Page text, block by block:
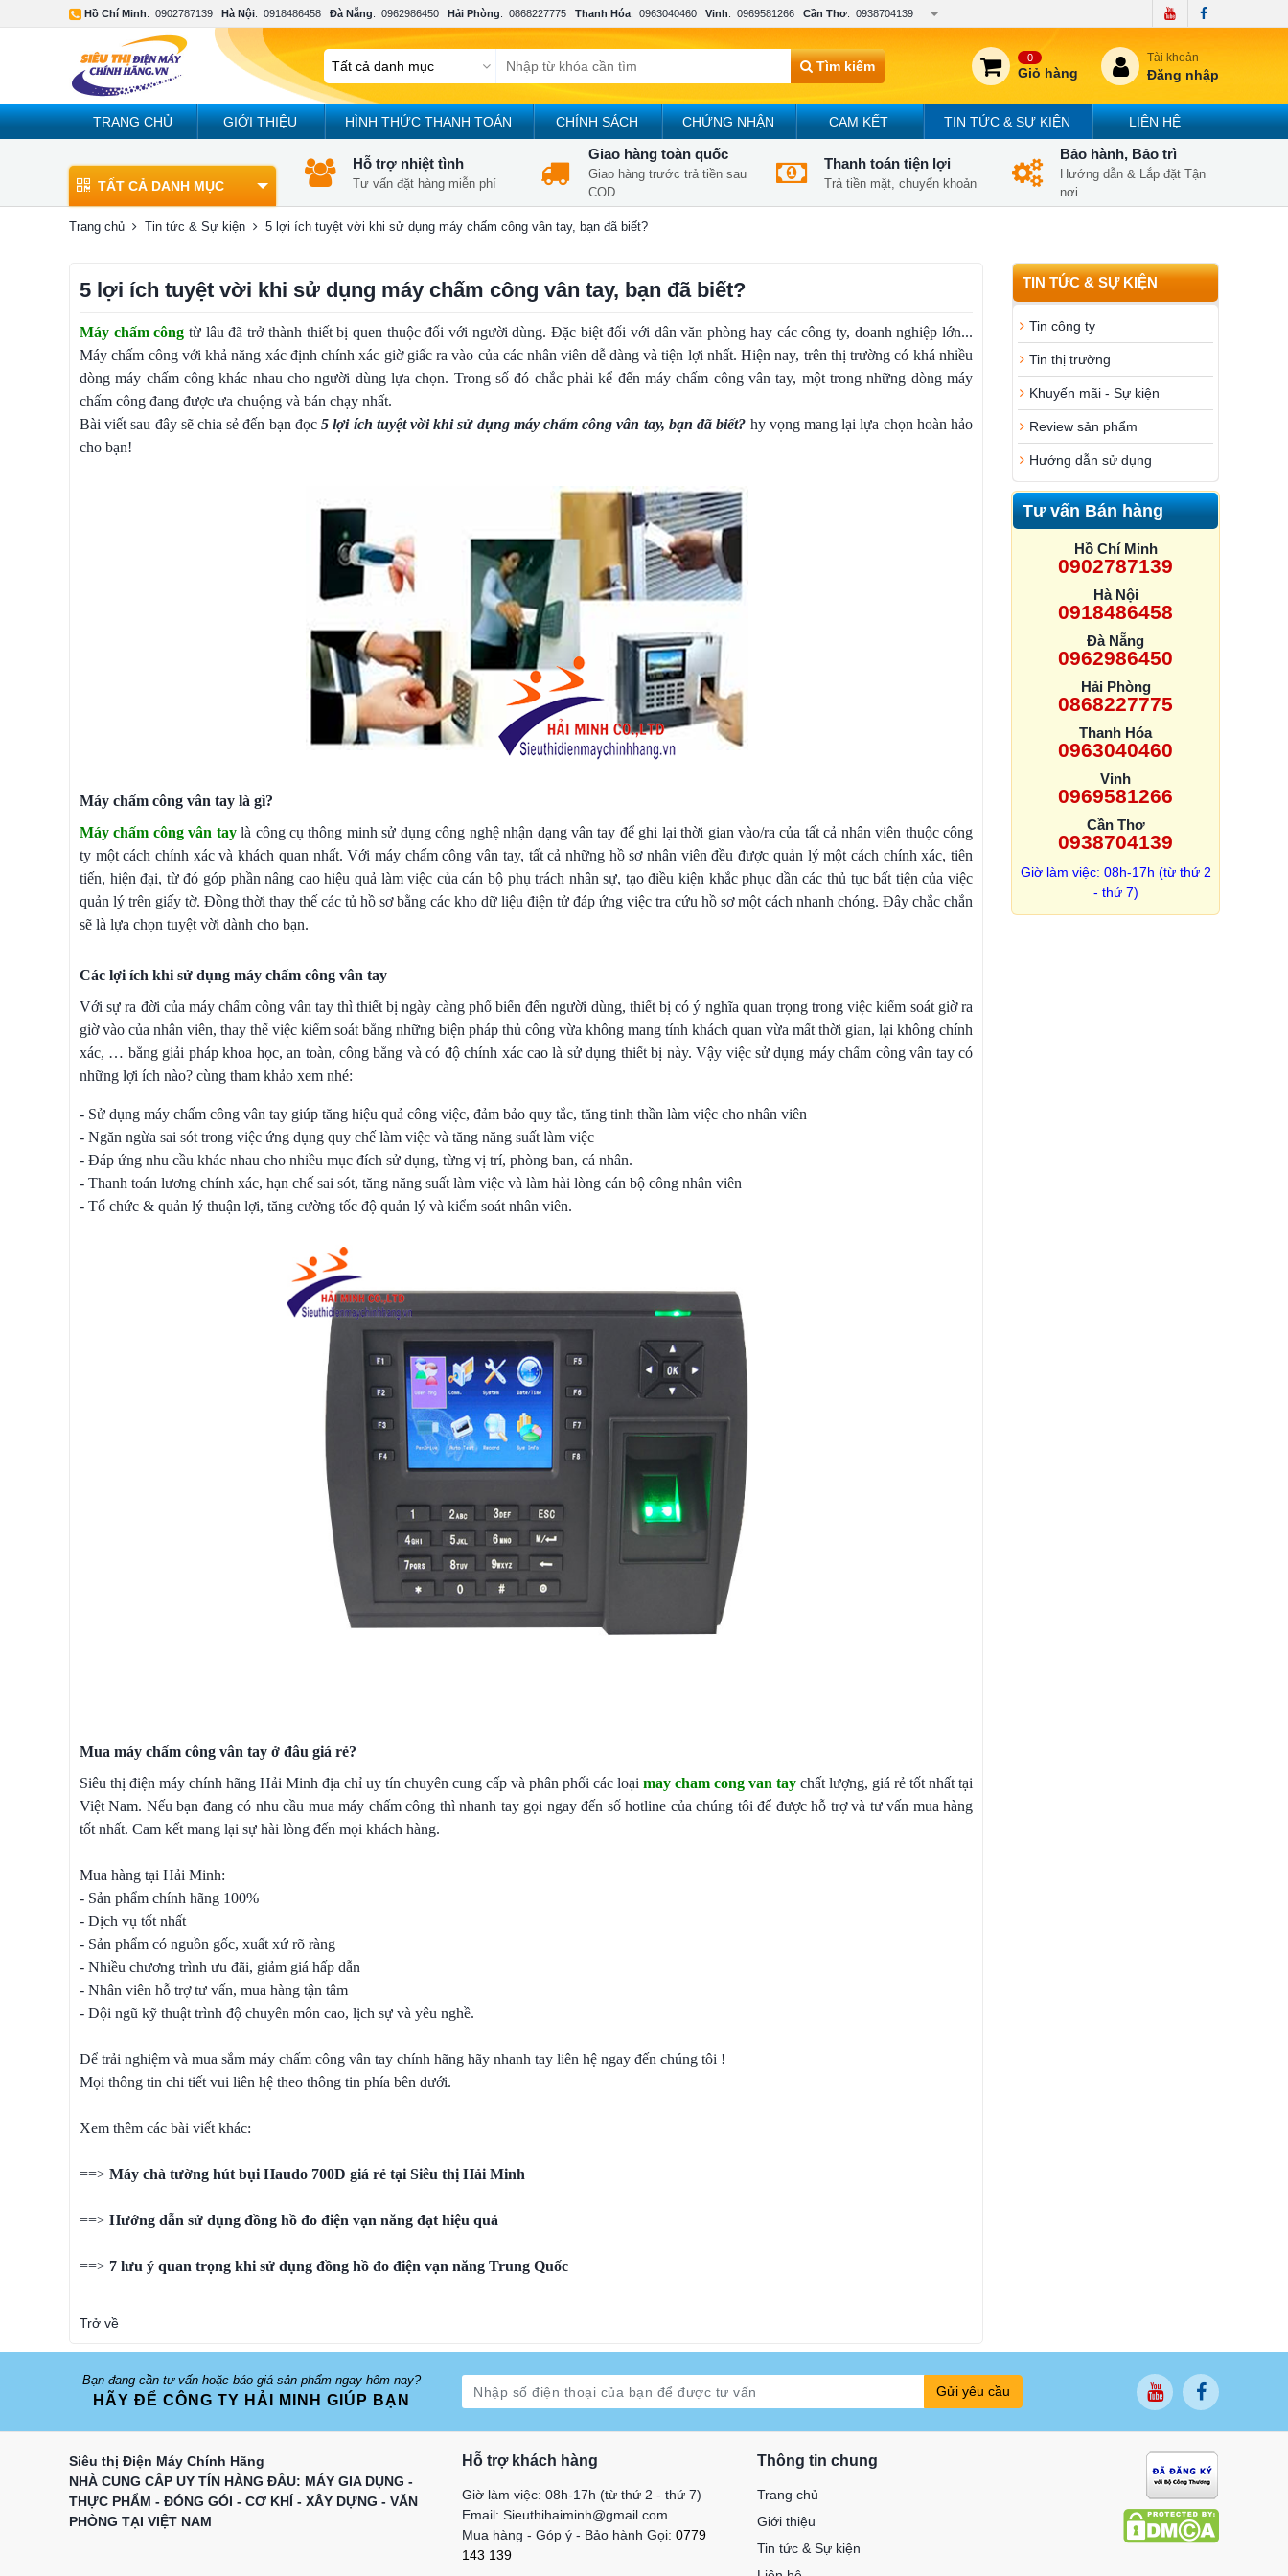
Hồ Chí Minh: 0902787139 Hà Nội: 0918486458 Đà Nẵng: 0962986450 Hải Phòng: 0868227775 Thanh Hóa: 0963040460 Vinh: 0969581266 Cần Thơ: 0938704139
Tìm kiếm
0
Giỏ hàng
Tài khoản
Đăng nhập
TRANG CHỦ GIỚI THIỆU HÌNH THỨC THANH TOÁN CHÍNH SÁCH CHỨNG NHẬN CAM KẾT TIN TỨC & SỰ KIỆN LIÊN HỆ
TẤT CẢ DANH MỤC
Hỗ trợ nhiệt tình
Tư vấn đặt hàng miễn phí
Giao hàng toàn quốc
Giao hàng trước trả tiền sau
COD
Thanh toán tiện lợi
Trả tiền mặt, chuyển khoản
Bảo hành, Bảo trì
Hướng dẫn & Lắp đặt Tận
nơi
Trang chủ Tin tức & Sự kiện 5 lợi ích tuyệt vời khi sử dụng máy chấm công vân tay, bạn đã biết?
TIN TỨC & SỰ KIỆN
Tin công ty
Tin thị trường
Khuyến mãi - Sự kiện
Review sản phẩm
Hướng dẫn sử dụng
Tư vấn Bán hàng
Hồ Chí Minh
0902787139
Hà Nội
0918486458
Đà Nẵng
0962986450
Hải Phòng
0868227775
Thanh Hóa
0963040460
Vinh
0969581266
Cần Thơ
0938704139
Giờ làm việc: 08h-17h (từ thứ 2
- thứ 7)
5 lợi ích tuyệt vời khi sử dụng máy chấm công vân tay, bạn đã biết?
Máy chấm công từ lâu đã trở thành thiết bị quen thuộc đối với người dùng. Đặc biệt đối với dân văn phòng hay các công ty, doanh nghiệp lớn...
Máy chấm công với khả năng xác định chính xác giờ giấc ra vào của các nhân viên dễ dàng và tiện lợi nhất. Hiện nay, trên thị trường có khá nhiều
dòng máy chấm công khác nhau cho người dùng lựa chọn. Trong số đó chắc phải kể đến máy chấm công vân tay, một trong những dòng máy
chấm công đang được ưa chuộng và bán chạy nhất.
Bài viết sau đây sẽ chia sẻ đến bạn đọc5 lợi ích tuyệt vời khi sử dụng máy chấm công vân tay, bạn đã biết? hy vọng mang lại lựa chọn hoàn hảo
cho bạn!
Máy chấm công vân tay là gì?
Máy chấm công vân taylà công cụ thông minh sử dụng công nghệ nhận dạng vân tay để ghi lại thời gian vào/ra của tất cả nhân viên thuộc công
ty một cách chính xác và khách quan nhất. Với máy chấm công vân tay, tất cả những hồ sơ nhân viên đều được quản lý một cách chính xác, tiên
tiến, hiện đại, từ đó góp phần nâng cao hiệu quả làm việc của cán bộ phụ trách nhân sự, tạo điều kiện khắc phục dần các thủ tục bất tiện của việc
quản lý trên giấy tờ. Đồng thời thay thế các tủ hồ sơ bằng các kho dữ liệu điện tử đáp ứng việc tra cứu hồ sơ một cách nhanh chóng. Đây chắc chắn
sẽ là lựa chọn tuyệt vời dành cho bạn.
Các lợi ích khi sử dụng máy chấm công vân tay
Với sự ra đời của máy chấm công vân tay thì thiết bị ngày càng phổ biến đến người dùng, thiết bị có ý nghĩa quan trọng trong việc kiểm soát giờ ra
giờ vào của nhân viên, thay thế việc kiểm soát bằng những biện pháp thủ công vừa không mang tính khách quan vừa mất thời gian, lại không chính
xác, … bằng giải pháp khoa học, an toàn, công bằng và có độ chính xác cao là sử dụng thiết bị này. Vậy việc sử dụng máy chấm công vân tay có
những lợi ích nào? cùng tham khảo xem nhé:
- Sử dụng máy chấm công vân tay giúp tăng hiệu quả công việc, đảm bảo quy tắc, tăng tinh thần làm việc cho nhân viên
- Ngăn ngừa sai sót trong việc ứng dụng quy chế làm việc và tăng năng suất làm việc
- Đáp ứng nhu cầu khác nhau cho nhiều mục đích sử dụng, từng vị trí, phòng ban, cá nhân.
- Thanh toán lương chính xác, hạn chế sai sót, tăng năng suất làm việc và làm hài lòng cán bộ công nhân viên
- Tổ chức & quản lý thuận lợi, tăng cường tốc độ quản lý và kiểm soát nhân viên.
Mua máy chấm công vân tay ở đâu giá rẻ?
Siêu thị điện máy chính hãng Hải Minh địa chỉ uy tín chuyên cung cấp và phân phối các loại may cham cong van tay chất lượng, giá rẻ tốt nhất tại
Việt Nam. Nếu bạn đang có nhu cầu mua máy chấm công thì nhanh tay gọi ngay đến số hotline của chúng tôi để được hỗ trợ và tư vấn mua hàng
tốt nhất. Cam kết mang lại sự hài lòng đến mọi khách hàng.
Mua hàng tại Hải Minh:
- Sản phẩm chính hãng 100%
- Dịch vụ tốt nhất
- Sản phẩm có nguồn gốc, xuất xứ rõ ràng
- Nhiều chương trình ưu đãi, giảm giá hấp dẫn
- Nhân viên hỗ trợ tư vấn, mua hàng tận tâm
- Đội ngũ kỹ thuật trình độ chuyên môn cao, lịch sự và yêu nghề.
Để trải nghiệm và mua sắm máy chấm công vân tay chính hãng hãy nhanh tay liên hệ ngay đến chúng tôi !
Mọi thông tin chi tiết vui liên hệ theo thông tin phía bên dưới.
Xem thêm các bài viết khác:
==> Máy chà tường hút bụi Haudo 700D giá rẻ tại Siêu thị Hải Minh
==> Hướng dẫn sử dụng đồng hồ đo điện vạn năng đạt hiệu quả
==> 7 lưu ý quan trọng khi sử dụng đồng hồ đo điện vạn năng Trung Quốc
Trở về
Bạn đang cần tư vấn hoặc báo giá sản phẩm ngay hôm nay?
HÃY ĐỂ CÔNG TY HẢI MINH GIÚP BẠN
Gửi yêu cầu
Siêu thị Điện Máy Chính Hãng
NHÀ CUNG CẤP UY TÍN HÀNG ĐẦU: MÁY GIA DỤNG -
THỰC PHẨM - ĐÓNG GÓI - CƠ KHÍ - XÂY DỰNG - VĂN
PHÒNG TẠI VIỆT NAM
Hỗ trợ khách hàng
Giờ làm việc: 08h-17h (từ thứ 2 - thứ 7)
Email: Sieuthihaiminh@gmail.com
Mua hàng - Góp ý - Bảo hành Gọi: 0779
143 139
Thông tin chung
Trang chủ
Giới thiệu
Tin tức & Sự kiện